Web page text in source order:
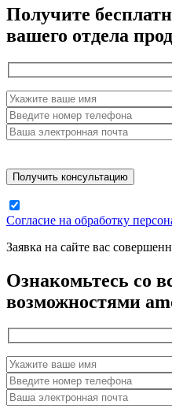
Получите
вашего отдела
Согласие на обработку
Заявка на сайте вас
Ознакомьтесь со
возможностями